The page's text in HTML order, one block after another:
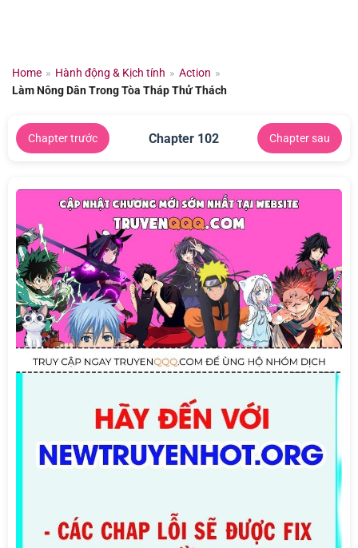
dungHome » Hành động & Kịch tính » Action »
Làm Nông Dân Trong Tòa Tháp Thử Thách
Chapter trước Chapter 102 Chapter sau